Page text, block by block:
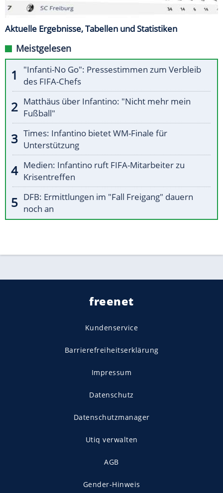
Aktuelle Ergebnisse, Tabellen und Statistiken
Meistgelesen
"Infanti-No Go": Pressestimmen zum Verbleib
des FIFA-Chefs
Matthäus über Infantino: "Nicht mehr mein
Fußball"
Times: Infantino bietet WM-Finale für
Unterstützung
Medien: Infantino ruft FIFA-Mitarbeiter zu
Krisentreffen
DFB: Ermittlungen im "Fall Freigang" dauern
noch an
freenet
Kundenservice
Barrierefreiheitserklärung
Impressum
Datenschutz
Datenschutzmanager
Utiq verwalten
AGB
Gender-Hinweis